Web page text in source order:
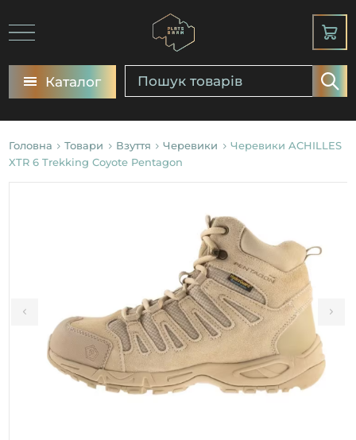
Каталог
Головна Товари Взуття Черевики
Черевики ACHILLES
XTR 6 Trekking Coyote Pentagon